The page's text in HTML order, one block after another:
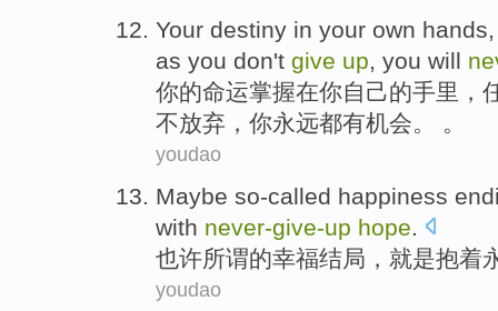
Your destiny in your own hands
as you don't give up, you will
你的命运掌握在你自己的手里 ，
不放弃 ，你永远都有机会。 。
youdao
Maybe so-called happiness
with never-give-up hope
也许所谓的幸福结局 ， 就是抱着
youdao